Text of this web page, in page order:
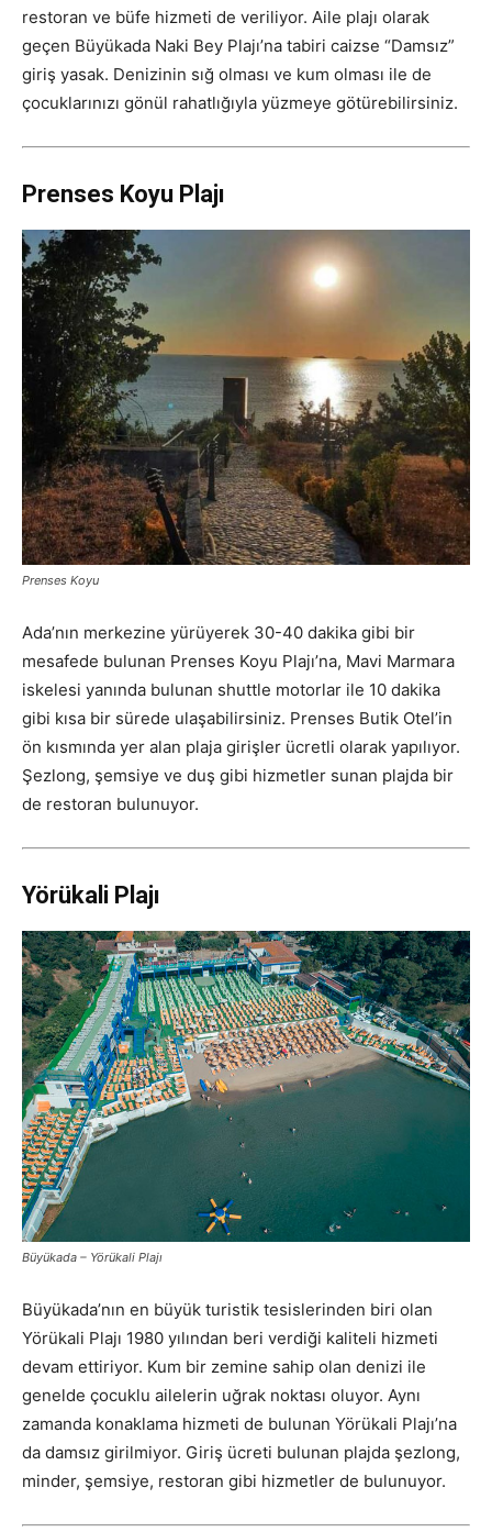
restoran ve büfe hizmeti de veriliyor. Aile plajı olarak
geçen Büyükada Naki Bey Plajı’na tabiri caizse “Damsız”
giriş yasak. Denizinin sığ olması ve kum olması ile de
çocuklarınızı gönül rahatlığıyla yüzmeye götürebilirsiniz.
Prenses Koyu Plajı
Prenses Koyu
Ada’nın merkezine yürüyerek 30-40 dakika gibi bir
mesafede bulunan Prenses Koyu Plajı’na, Mavi Marmara
iskelesi yanında bulunan shuttle motorlar ile 10 dakika
gibi kısa bir sürede ulaşabilirsiniz. Prenses Butik Otel’in
ön kısmında yer alan plaja girişler ücretli olarak yapılıyor.
Şezlong, şemsiye ve duş gibi hizmetler sunan plajda bir
de restoran bulunuyor.
Yörükali Plajı
Büyükada – Yörükali Plajı
Büyükada’nın en büyük turistik tesislerinden biri olan
Yörükali Plajı 1980 yılından beri verdiği kaliteli hizmeti
devam ettiriyor. Kum bir zemine sahip olan denizi ile
genelde çocuklu ailelerin uğrak noktası oluyor. Aynı
zamanda konaklama hizmeti de bulunan Yörükali Plajı’na
da damsız girilmiyor. Giriş ücreti bulunan plajda şezlong,
minder, şemsiye, restoran gibi hizmetler de bulunuyor.